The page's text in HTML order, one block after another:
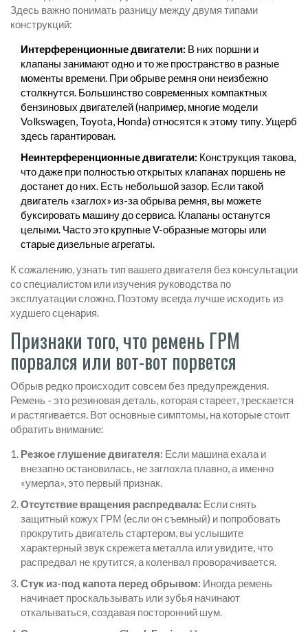
Здесь важно понимать разницу между двумя типами
конструкций:
Интерференционные двигатели: В них поршни и
клапаны занимают одно и то же пространство в разные
моменты времени. При обрыве ремня они неизбежно
столкнутся. Большинство современных компактных
бензиновых двигателей (например, многие модели
Volkswagen, Toyota, Honda) относятся к этому типу. Ущерб
здесь гарантирован.
Неинтерференционные двигатели: Конструкция такова,
что даже при полностью открытых клапанах поршень не
достанет до них. Есть небольшой зазор. Если такой
двигатель «заглох» из-за обрыва ремня, вы можете
буксировать машину до сервиса. Клапаны останутся
целыми. Часто это крупные V-образные моторы или
старые дизельные агрегаты.
К сожалению, узнать тип вашего двигателя без консультации
со специалистом или изучения руководства по
эксплуатации сложно. Поэтому всегда лучше исходить из
худшего сценария.
Признаки того, что ремень ГРМ
порвался или вот-вот порвется
Обрыв редко происходит совсем без предупреждения.
Ремень - это резиновая деталь, которая стареет, трескается
и растягивается. Вот основные симптомы, на которые стоит
обратить внимание:
Резкое глушение двигателя: Если машина ехала и
внезапно остановилась, не заглохла плавно, а именно
«умерла», это первый признак.
Отсутствие вращения распредвала: Если снять
защитный кожух ГРМ (если он съемный) и попробовать
прокрутить двигатель стартером, вы услышите
характерный звук скрежета металла или увидите, что
распредвал не крутится, а коленвал проворачивается.
Стук из-под капота перед обрывом: Иногда ремень
начинает проскальзывать или зубья начинают
откалываться, создавая посторонний шум.